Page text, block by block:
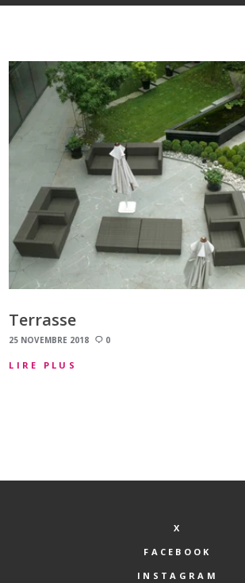
Terrasse
25 NOVEMBRE 2018 0
LIRE PLUS
X
FACEBOOK
INSTAGRAM